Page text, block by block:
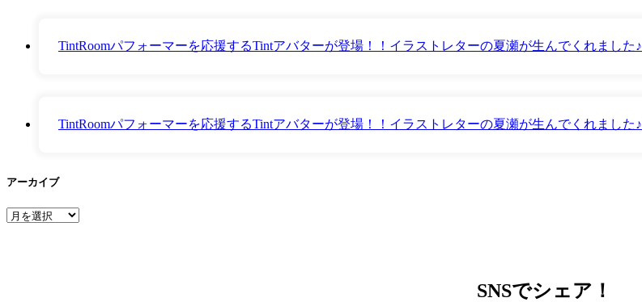
TintRoomパフォーマーを応援するTintアバターが登場！！イラストレターの夏瀬が生んでくれました♪
TintRoomパフォーマーを応援するTintアバターが登場！！イラストレターの夏瀬が生んでくれました♪
アーカイブ
ア
SNSでシェア！